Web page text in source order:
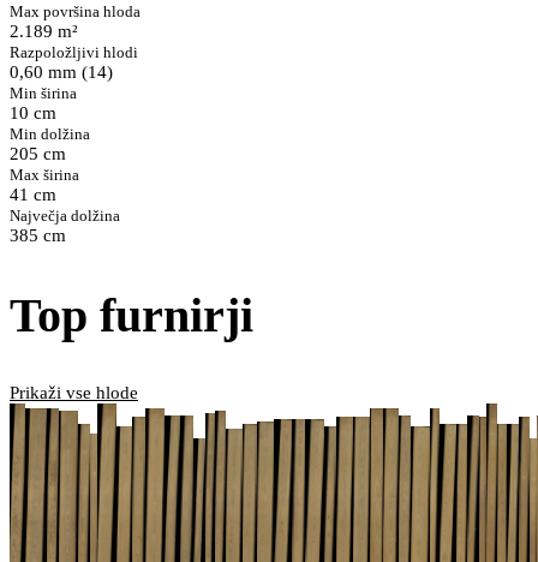
Max površina hloda
2.189 m²
Razpoložljivi hlodi
0,60 mm (14)
Min širina
10 cm
Min dolžina
205 cm
Max širina
41 cm
Največja dolžina
385 cm
Top furnirji
Prikaži vse hlode